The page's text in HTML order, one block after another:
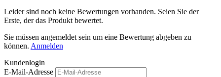
Leider sind noch keine Bewertungen vorhanden. Seien Sie der
Erste, der das Produkt bewertet.
Sie müssen angemeldet sein um eine Bewertung abgeben zu
können. Anmelden
Kundenlogin
E-Mail-Adresse